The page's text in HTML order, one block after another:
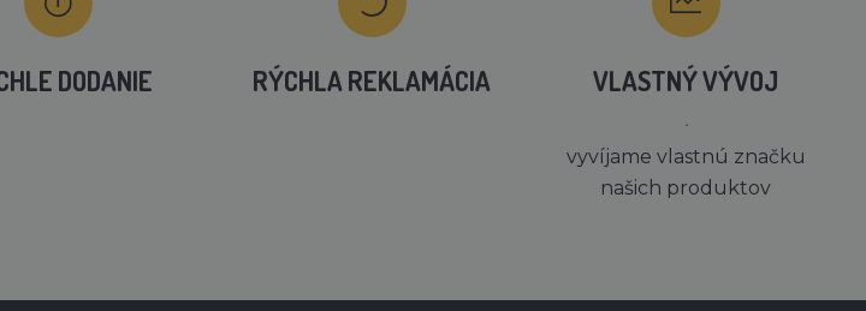
DODANIE RÝCHLA REKLAMÁCIA VLASTNÝ VÝVOJ
´
vyvíjame vlastnú značku
našich produktov